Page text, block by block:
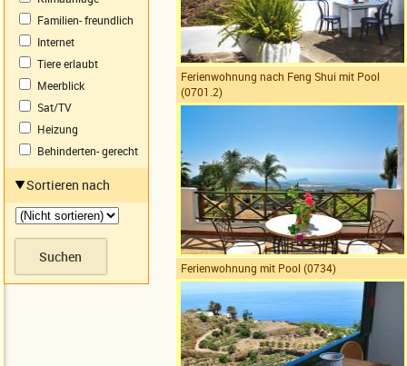
Familien- freundlich
Internet
Tiere erlaubt
Meerblick
Sat/TV
Heizung
Behinderten- gerecht
Sortieren nach
Ferienwohnung nach Feng Shui mit Pool
(0701.2)
Ferienwohnung mit Pool (0734)